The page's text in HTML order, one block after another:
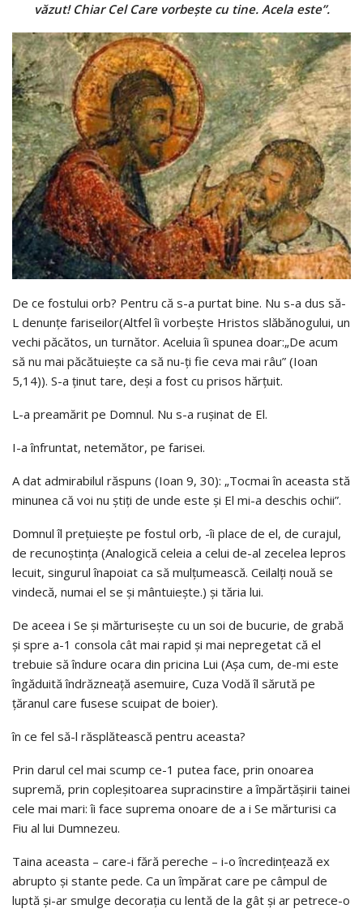
văzut! Chiar Cel Care vorbeşte cu tine. Acela este”.
De ce fostului orb? Pentru că s-a purtat bine. Nu s-a dus să-
L denunţe fariseilor(Altfel îi vorbeşte Hristos slăbănogului, un
vechi păcătos, un turnător. Aceluia îi spunea doar:„De acum
să nu mai păcătuieşte ca să nu-ţi fie ceva mai râu” (Ioan
5,14)). S-a ţinut tare, deşi a fost cu prisos hărţuit.
L-a preamărit pe Domnul. Nu s-a ruşinat de El.
I-a înfruntat, netemător, pe farisei.
A dat admirabilul răspuns (Ioan 9, 30): „Tocmai în aceasta stă
minunea că voi nu ştiţi de unde este şi El mi-a deschis ochii”.
Domnul îl preţuieşte pe fostul orb, -îi place de el, de curajul,
de recunoştinţa (Analogică celeia a celui de-al zecelea lepros
lecuit, singurul înapoiat ca să mulţumească. Ceilalţi nouă se
vindecă, numai el se şi mântuieşte.) şi tăria lui.
De aceea i Se şi mărturiseşte cu un soi de bucurie, de grabă
şi spre a-1 consola cât mai rapid şi mai nepregetat că el
trebuie să îndure ocara din pricina Lui (Aşa cum, de-mi este
îngăduită îndrăzneaţă asemuire, Cuza Vodă îl sărută pe
ţăranul care fusese scuipat de boier).
în ce fel să-l răsplătească pentru aceasta?
Prin darul cel mai scump ce-1 putea face, prin onoarea
supremă, prin copleşitoarea supracinstire a împărtăşirii tainei
cele mai mari: îi face suprema onoare de a i Se mărturisi ca
Fiu al lui Dumnezeu.
Taina aceasta – care-i fără pereche – i-o încredinţează ex
abrupto şi stante pede. Ca un împărat care pe câmpul de
luptă şi-ar smulge decoraţia cu lentă de la gât şi ar petrece-o